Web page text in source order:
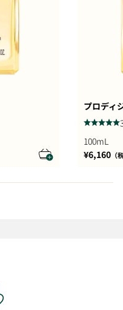
プロディ
100mL
セール価
¥6,160（